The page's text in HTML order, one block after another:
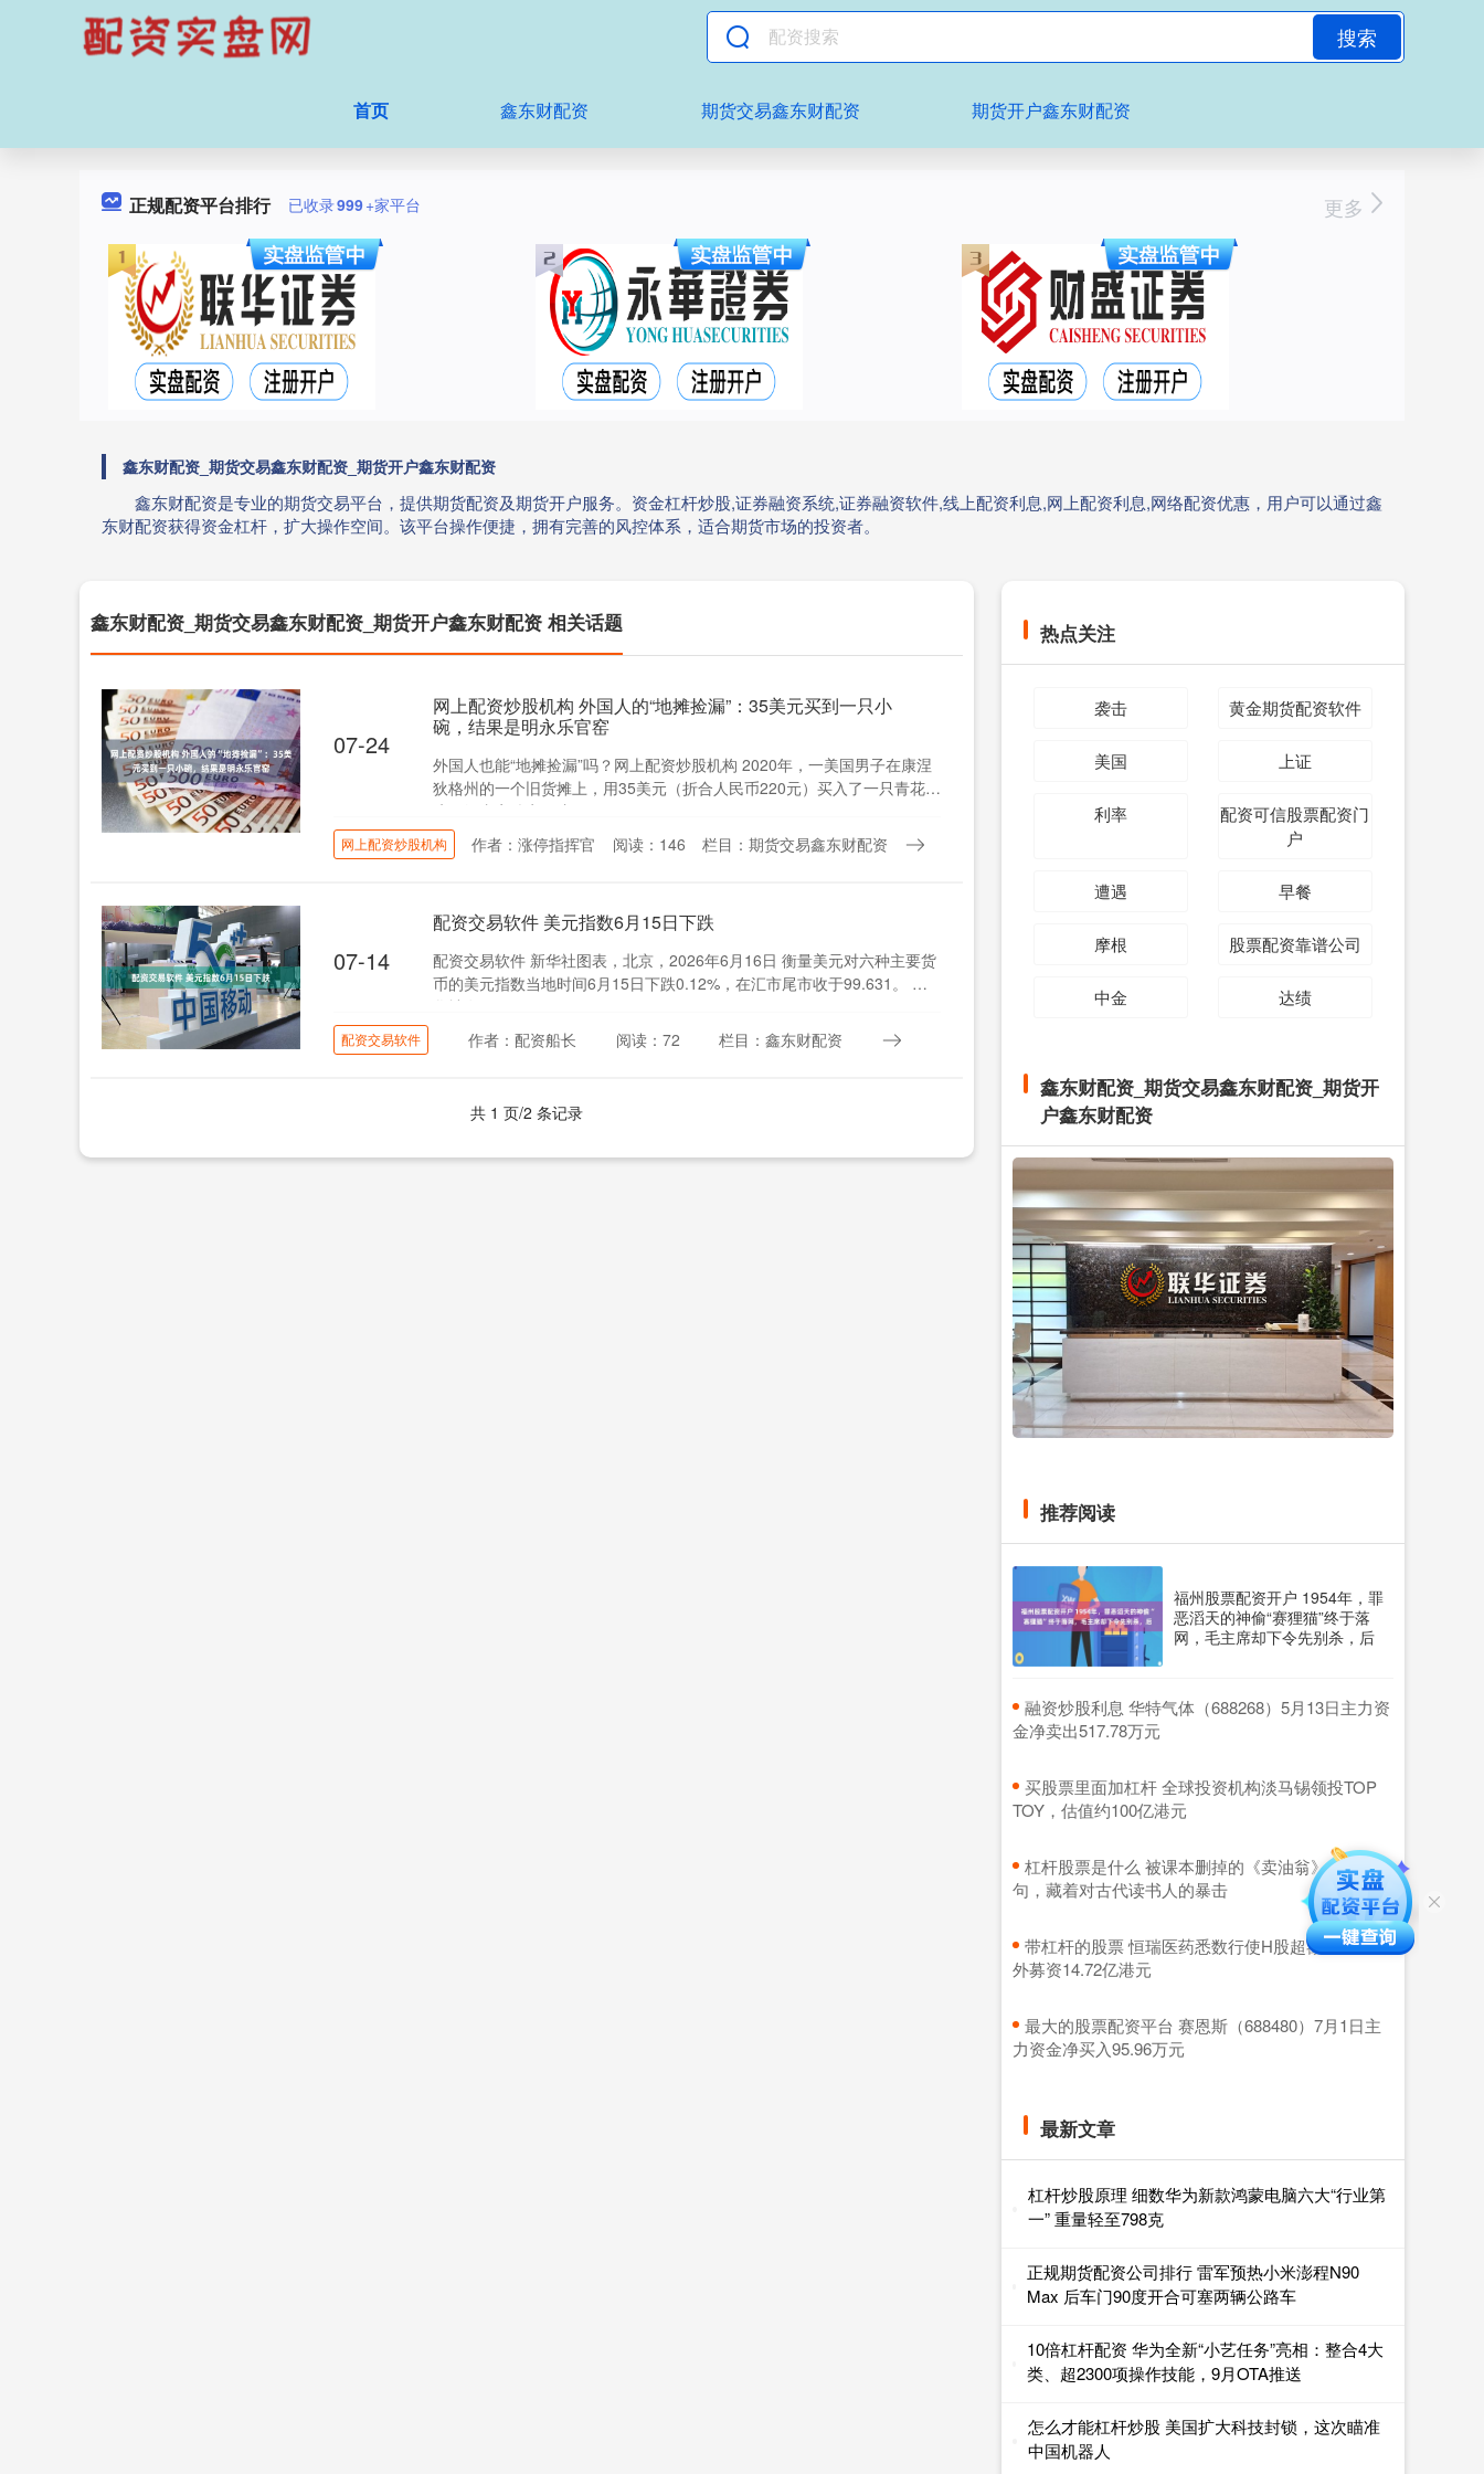
搜索
首页 鑫东财配资 期货交易鑫东财配资 期货开户鑫东财配资
正规配资平台排行 已收录999+家平台 更多
鑫东财配资_期货交易鑫东财配资_期货开户鑫东财配资
鑫东财配资是专业的期货交易平台，提供期货配资及期货开户服务。资金杠杆炒股,证券融资系统,证券融资软件,线上配资利息,网上配资利息,网络配资优惠，用户可以通过鑫
东财配资获得资金杠杆，扩大操作空间。该平台操作便捷，拥有完善的风控体系，适合期货市场的投资者。
鑫东财配资_期货交易鑫东财配资_期货开户鑫东财配资 相关话题
07-24
网上配资炒股机构 外国人的“地摊捡漏”：35美元买到一只小
碗，结果是明永乐官窑
外国人也能“地摊捡漏”吗？网上配资炒股机构 2020年，一美国男子在康涅
狄格州的一个旧货摊上，用35美元（折合人民币220元）买入了一只青花小
碗。经专家鉴定，这....
网上配资炒股机构 作者：涨停指挥官 阅读：146 栏目：期货交易鑫东财配资
07-14
配资交易软件 美元指数6月15日下跌
配资交易软件 新华社图表，北京，2026年6月16日 衡量美元对六种主要货
币的美元指数当地时间6月15日下跌0.12%，在汇市尾市收于99.631。 新
华社发配....
配资交易软件 作者：配资船长 阅读：72 栏目：鑫东财配资
共 1 页/2 条记录
热点关注
袭击 黄金期货配资软件
美国 上证
利率
配资可信股票配资门
户
遭遇 早餐
摩根 股票配资靠谱公司
中金 达绩
鑫东财配资_期货交易鑫东财配资_期货开
户鑫东财配资
推荐阅读
福州股票配资开户 1954年，罪
恶滔天的神偷“赛狸猫”终于落
网，毛主席却下令先别杀，后
​融资炒股利息 华特气体（688268）5月13日主力资
金净卖出517.78万元
​买股票里面加杠杆 全球投资机构淡马锡领投TOP
TOY，估值约100亿港元
​杠杆股票是什么 被课本删掉的《卖油翁》最后一
句，藏着对古代读书人的暴击
​带杠杆的股票 恒瑞医药悉数行使H股超额配售权 额
外募资14.72亿港元
​最大的股票配资平台 赛恩斯（688480）7月1日主
力资金净买入95.96万元
最新文章
杠杆炒股原理 细数华为新款鸿蒙电脑六大“行业第
一” 重量轻至798克
正规期货配资公司排行 雷军预热小米澎程N90
Max 后车门90度开合可塞两辆公路车
10倍杠杆配资 华为全新“小艺任务”亮相：整合4大
类、超2300项操作技能，9月OTA推送
怎么才能杠杆炒股 美国扩大科技封锁，这次瞄准
中国机器人